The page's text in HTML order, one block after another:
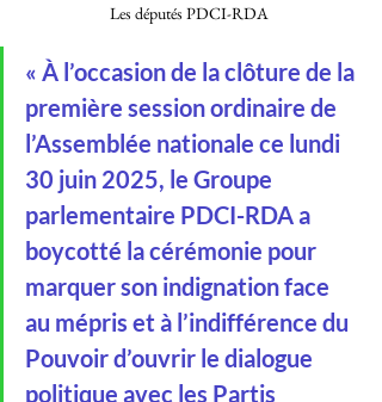
Les députés PDCI-RDA
« À l’occasion de la clôture de la
première session ordinaire de
l’Assemblée nationale ce lundi
30 juin 2025, le Groupe
parlementaire PDCI-RDA a
boycotté la cérémonie pour
marquer son indignation face
au mépris et à l’indifférence du
Pouvoir d’ouvrir le dialogue
politique avec les Partis